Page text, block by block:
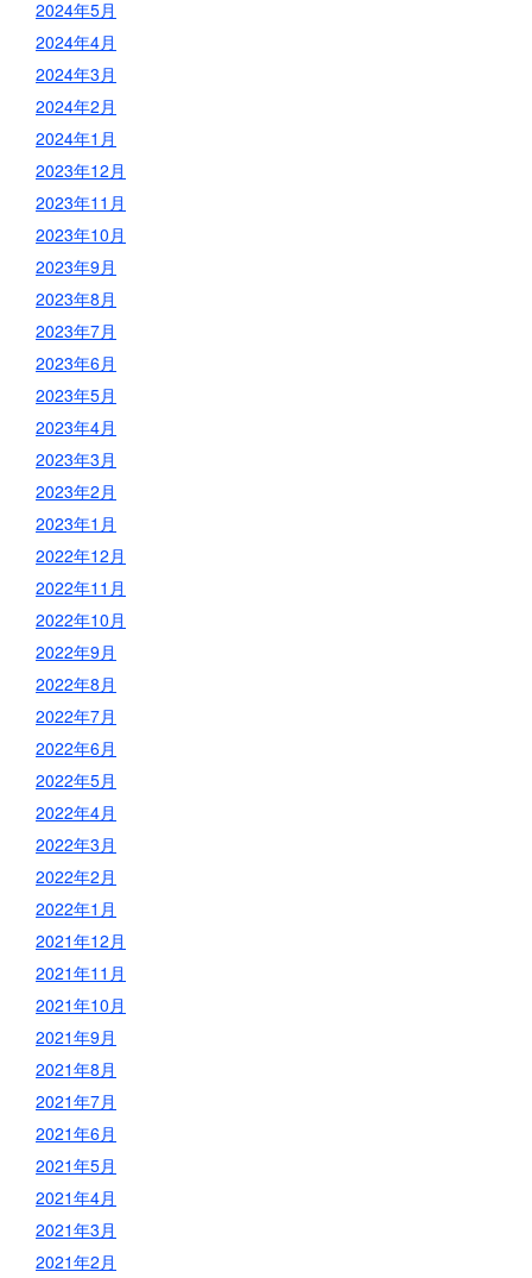
2024年5月
2024年4月
2024年3月
2024年2月
2024年1月
2023年12月
2023年11月
2023年10月
2023年9月
2023年8月
2023年7月
2023年6月
2023年5月
2023年4月
2023年3月
2023年2月
2023年1月
2022年12月
2022年11月
2022年10月
2022年9月
2022年8月
2022年7月
2022年6月
2022年5月
2022年4月
2022年3月
2022年2月
2022年1月
2021年12月
2021年11月
2021年10月
2021年9月
2021年8月
2021年7月
2021年6月
2021年5月
2021年4月
2021年3月
2021年2月